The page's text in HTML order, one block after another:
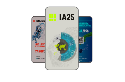
Quiénes somos
Especificaciones